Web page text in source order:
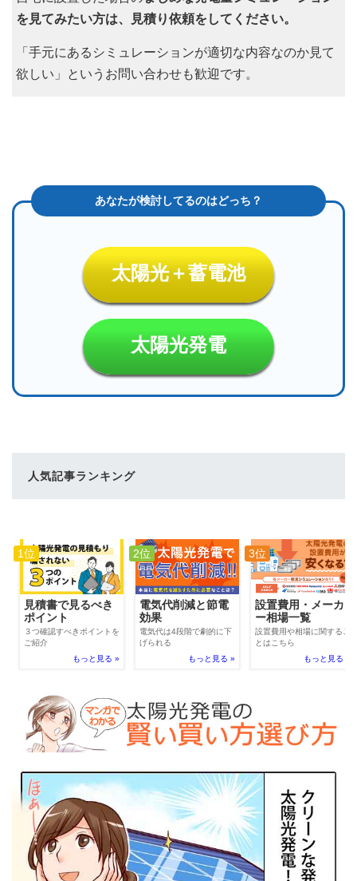
を見てみたい方は、見積り依頼をしてください。
「手元にあるシミュレーションが適切な内容なのか見て
欲しい」というお問い合わせも歓迎です。
太陽光＋蓄電池
太陽光発電
人気記事ランキング
1位
見積書で見るべき
ポイント
３つ確認すべきポイントを
ご紹介
もっと見る »
2位
電気代削減と節電
効果
電気代は4段階で劇的に下
げられる
もっと見る »
3位
設置費用・メーカ
ー相場一覧
設置費用や相場に関するこ
とはこちら
もっと見る »